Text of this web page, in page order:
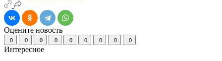
Оцените новость
0 0 0 0 0 0 0 0 0
Интересное